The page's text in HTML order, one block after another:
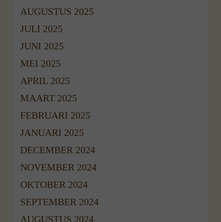
AUGUSTUS 2025
JULI 2025
JUNI 2025
MEI 2025
APRIL 2025
MAART 2025
FEBRUARI 2025
JANUARI 2025
DECEMBER 2024
NOVEMBER 2024
OKTOBER 2024
SEPTEMBER 2024
AUGUSTUS 2024